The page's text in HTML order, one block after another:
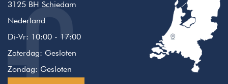
3125 BH Schiedam
Nederland
Di-Vr: 10:00 - 17:00
Zaterdag: Gesloten
Zondag: Gesloten